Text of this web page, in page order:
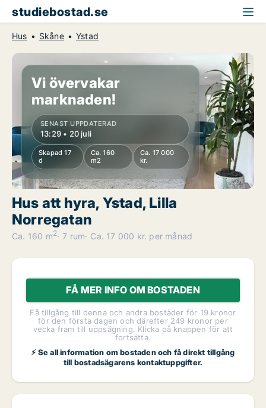
studiebostad.se
Hus Skåne Ystad
Vi övervakar
marknaden!
SENAST UPPDATERAD
13:29 • 20 juli
Skapad 17
d
Ca. 160
m2
Ca. 17 000
kr.
Hus att hyra, Ystad, Lilla
Norregatan
Ca. 160 m2 7 rum Ca. 17 000 kr. per månad
FÅ MER INFO OM BOSTADEN
Få tillgång till denna och andra bostäder för 19 kronor
för den första dagen och därefter 249 kronor per
vecka fram till uppsägning. Klicka på knappen för att
fortsätta.
⚡ Se all information om bostaden och få direkt tillgång
till bostadsägarens kontaktuppgifter.